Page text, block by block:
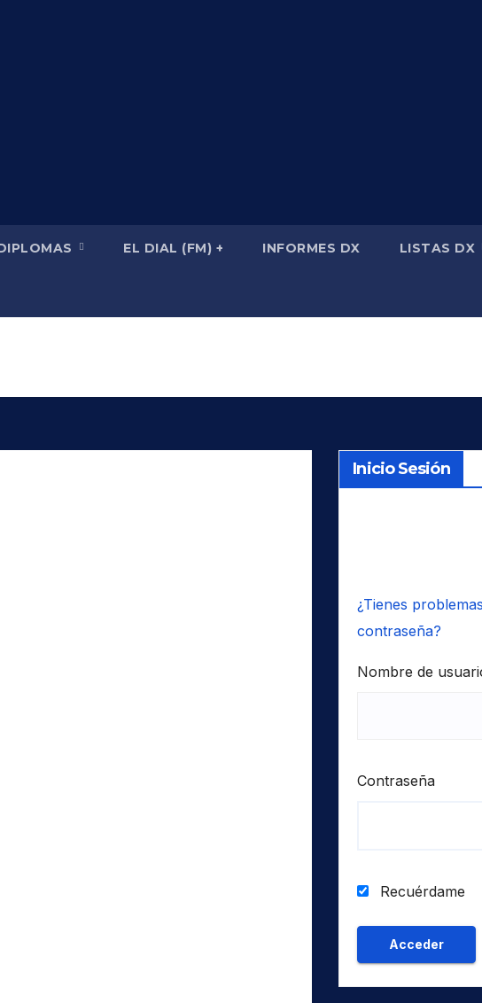
EL DIAL (FM) + INFORMES DX LISTAS DX
Inicio Sesión
¿Tienes
contraseña?
Nombre de
Contraseña
Recuérdame